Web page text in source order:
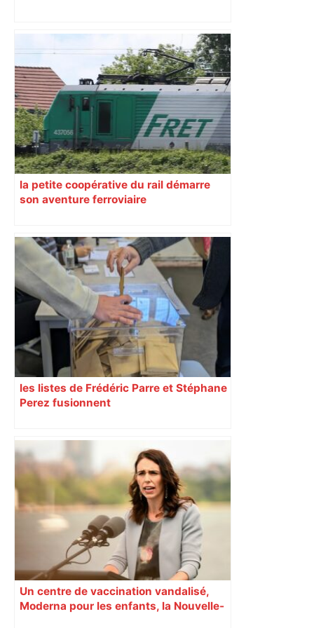
Histoire. Le commerce dans
l'hypercentre de Toulouse, du Moyen-
Âge à la Révolution – Actu.fr
la petite coopérative du rail démarre
son aventure ferroviaire
les listes de Frédéric Parre et Stéphane
Perez fusionnent
Un centre de vaccination vandalisé,
Moderna pour les enfants, la Nouvelle-